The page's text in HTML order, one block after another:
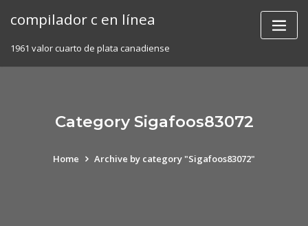
compilador c en línea
1961 valor cuarto de plata canadiense
Category Sigafoos83072
Home Archive by category "Sigafoos83072"